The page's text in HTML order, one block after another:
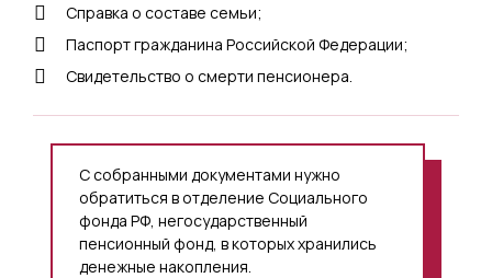
Справка о составе семьи;
Паспорт гражданина Российской Федерации;
Свидетельство о смерти пенсионера.
С собранными документами нужно
обратиться в отделение Социального
фонда РФ, негосударственный
пенсионный фонд, в которых хранились
денежные накопления.